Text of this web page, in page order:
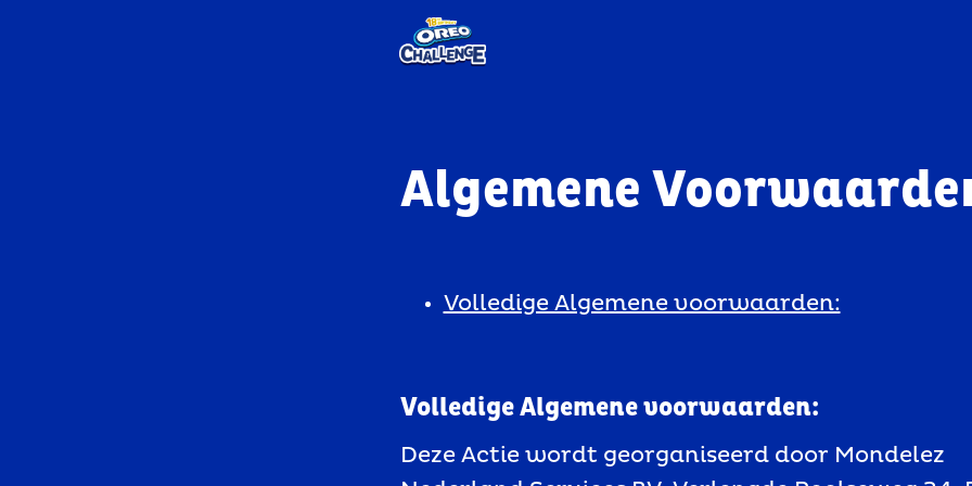
Algemene
Volledige Algemene voorwaarden:
Volledige Algemene voorwaarden:
Deze Actie wordt georganiseerd door Mondelez